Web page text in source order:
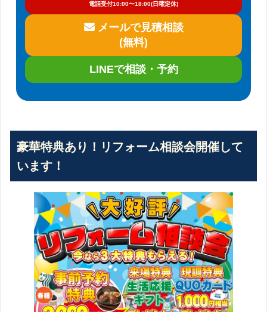
電話受付10:00〜18:00(日曜定休)
メールで見積相談
(無料)
LINEで相談・予約
豪華特典あり！リフォーム相談会開催して
います！